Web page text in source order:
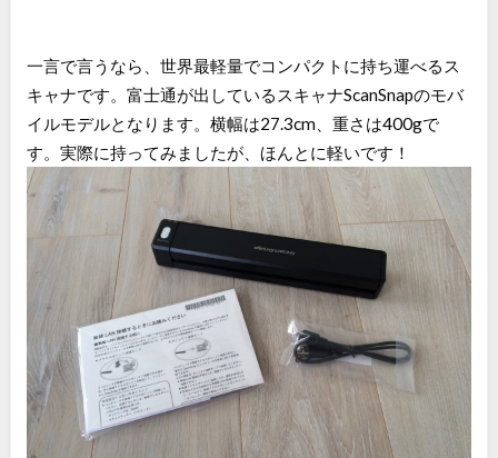
一言で言うなら、世界最軽量でコンパクトに持ち運べるス
キャナです。富士通が出しているスキャナScanSnapのモバ
イルモデルとなります。横幅は27.3cm、重さは400gで
す。実際に持ってみましたが、ほんとに軽いです！